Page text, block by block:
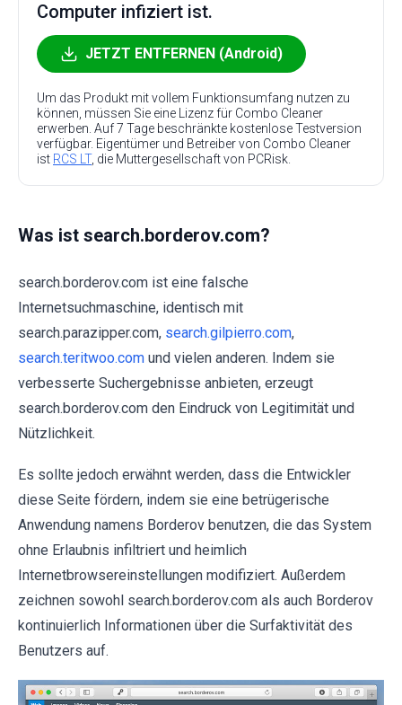
Computer infiziert ist.
JETZT ENTFERNEN (Android)
Um das Produkt mit vollem Funktionsumfang nutzen zu
können, müssen Sie eine Lizenz für Combo Cleaner
erwerben. Auf 7 Tage beschränkte kostenlose Testversion
verfügbar. Eigentümer und Betreiber von Combo Cleaner
ist RCS LT, die Muttergesellschaft von PCRisk.
Was ist search.borderov.com?
search.borderov.com ist eine falsche
Internetsuchmaschine, identisch mit
search.parazipper.com, search.gilpierro.com,
search.teritwoo.com und vielen anderen. Indem sie
verbesserte Suchergebnisse anbieten, erzeugt
search.borderov.com den Eindruck von Legitimität und
Nützlichkeit.
Es sollte jedoch erwähnt werden, dass die Entwickler
diese Seite fördern, indem sie eine betrügerische
Anwendung namens Borderov benutzen, die das System
ohne Erlaubnis infiltriert und heimlich
Internetbrowsereinstellungen modifiziert. Außerdem
zeichnen sowohl search.borderov.com als auch Borderov
kontinuierlich Informationen über die Surfaktivität des
Benutzers auf.